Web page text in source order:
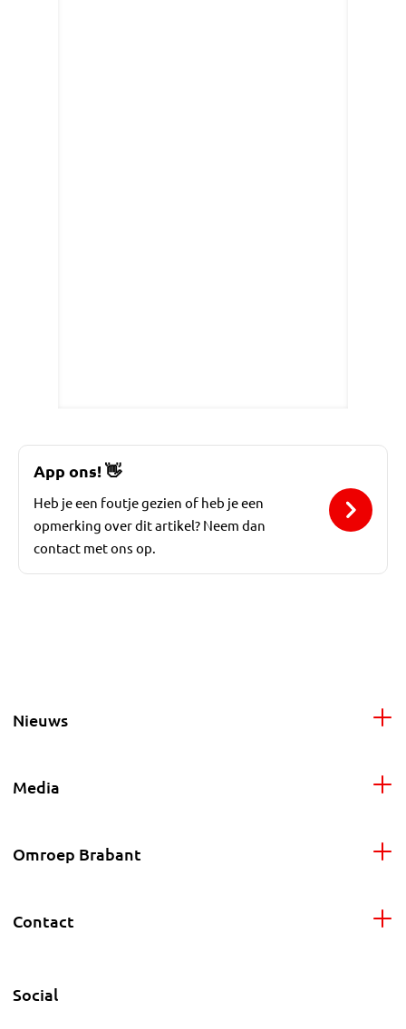
App ons!👋
Heb je een foutje gezien of heb je een
opmerking over dit artikel? Neem dan
contact met ons op.
Nieuws
Media
Omroep Brabant
Contact
Social